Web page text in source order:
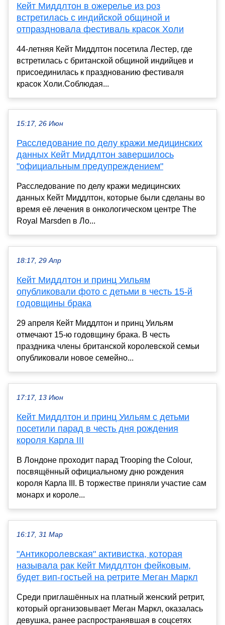
Кейт Миддлтон в ожерелье из роз
встретилась с индийской общиной и
отпраздновала фестиваль красок Холи
44-летняя Кейт Миддлтон посетила Лестер, где
встретилась с британской общиной индийцев и
присоединилась к празднованию фестиваля
красок Холи.Соблюдая...
15:17, 26 Июн
Расследование по делу кражи медицинских
данных Кейт Миддлтон завершилось
"официальным предупреждением"
Расследование по делу кражи медицинских
данных Кейт Миддлтон, которые были сделаны во
время её лечения в онкологическом центре The
Royal Marsden в Ло...
18:17, 29 Апр
Кейт Миддлтон и принц Уильям
опубликовали фото с детьми в честь 15-й
годовщины брака
29 апреля Кейт Миддлтон и принц Уильям
отмечают 15-ю годовщину брака. В честь
праздника члены британской королевской семьи
опубликовали новое семейно...
17:17, 13 Июн
Кейт Миддлтон и принц Уильям с детьми
посетили парад в честь дня рождения
короля Карла III
В Лондоне проходит парад Trooping the Colour,
посвящённый официальному дню рождения
короля Карла III. В торжестве приняли участие сам
монарх и короле...
16:17, 31 Мар
"Антикоролевская" активистка, которая
называла рак Кейт Миддлтон фейковым,
будет вип-гостьей на ретрите Меган Маркл
Среди приглашённых на платный женский ретрит,
который организовывает Меган Маркл, оказалась
девушка, ранее распространявшая в соцсетях